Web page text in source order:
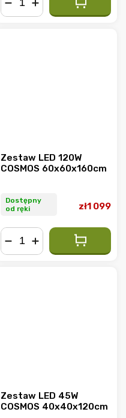
Zestaw LED 120W
COSMOS 60x60x160cm
Dostępny
od ręki
zł1 099
Zestaw LED 45W
COSMOS 40x40x120cm